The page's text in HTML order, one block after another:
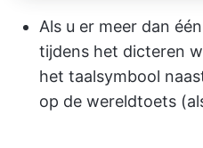
Als u er meer dan
tijdens het dicteren
het taalsymbool
op de wereldtoets